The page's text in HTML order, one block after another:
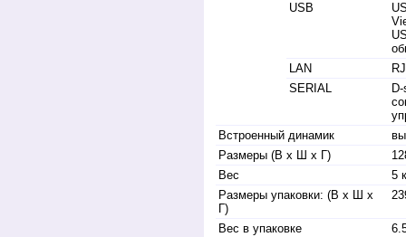
USB
LAN
SERIAL
Встроенный динамик
Размеры (В x Ш x Г)
Вес
5
Размеры упаковки: (В x Ш x
Г)
Вес в упаковке